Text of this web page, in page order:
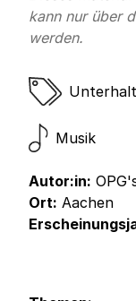
kann nur über
werden.
Musik
Autor:in:
Ort: Aachen